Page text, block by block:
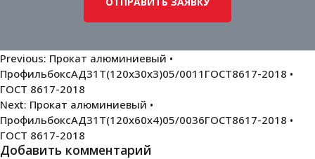
Навигация
по
записям
Previous: Прокат алюминиевый •
ПрофильбоксАД31Т(120х30х3)05/0011ГОСТ8617-2018 •
ГОСТ 8617-2018
Next: Прокат алюминиевый •
ПрофильбоксАД31Т(120х60х4)05/0036ГОСТ8617-2018 •
ГОСТ 8617-2018
Добавить комментарий